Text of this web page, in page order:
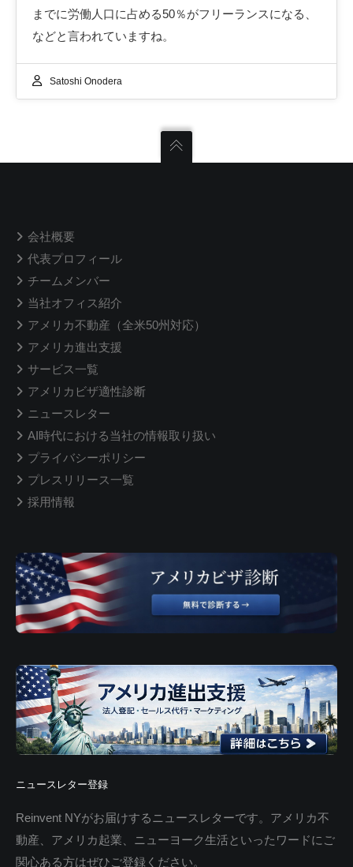
までに労働人口に占める50％がフリーランスになる、
などと言われていますね。
Satoshi Onodera
会社概要
代表プロフィール
チームメンバー
当社オフィス紹介
アメリカ不動産（全米50州対応）
アメリカ進出支援
サービス一覧
アメリカビザ適性診断
ニュースレター
AI時代における当社の情報取り扱い
プライバシーポリシー
プレスリリース一覧
採用情報
ニュースレター登録
Reinvent NYがお届けするニュースレターです。アメリカ不
動産、アメリカ起業、ニューヨーク生活といったワードにご
関心ある方はぜひご登録ください。